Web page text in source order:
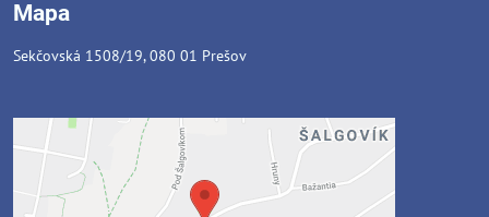
Mapa
Sekčovská 1508/19, 080 01 Prešov